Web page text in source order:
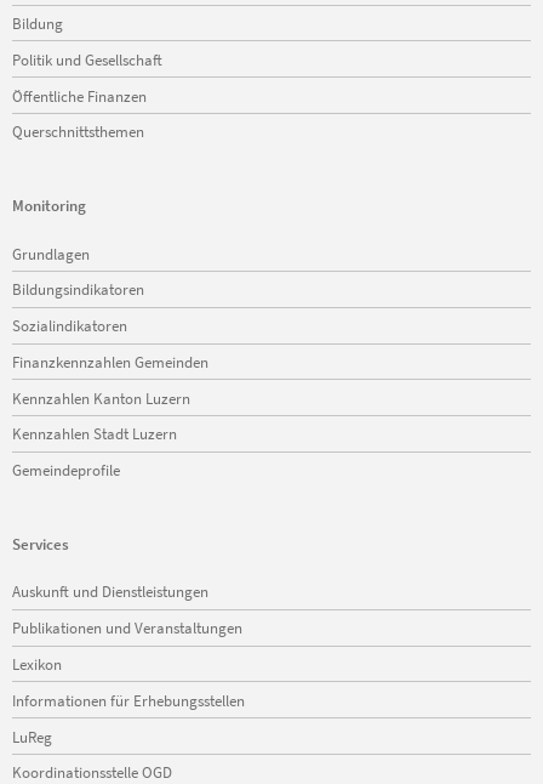
Bildung
Politik und Gesellschaft
Öffentliche Finanzen
Querschnittsthemen
Monitoring
überspringen
Grundlagen
Bildungsindikatoren
Sozialindikatoren
Finanzkennzahlen Gemeinden
Kennzahlen Kanton Luzern
Kennzahlen Stadt Luzern
Gemeindeprofile
Services
Navigation
überspringen
Auskunft und Dienstleistungen
Publikationen und Veranstaltungen
Lexikon
Informationen für Erhebungsstellen
LuReg
Koordinationsstelle OGD